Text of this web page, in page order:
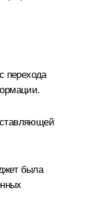
перехода
была